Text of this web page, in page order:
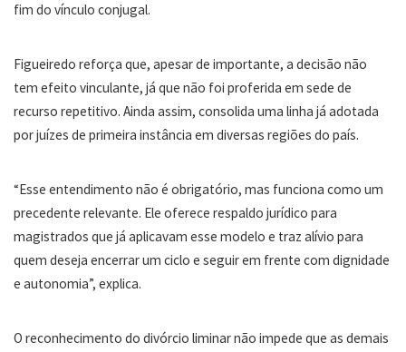
fim do vínculo conjugal.
Figueiredo reforça que, apesar de importante, a decisão não
tem efeito vinculante, já que não foi proferida em sede de
recurso repetitivo. Ainda assim, consolida uma linha já adotada
por juízes de primeira instância em diversas regiões do país.
“Esse entendimento não é obrigatório, mas funciona como um
precedente relevante. Ele oferece respaldo jurídico para
magistrados que já aplicavam esse modelo e traz alívio para
quem deseja encerrar um ciclo e seguir em frente com dignidade
e autonomia”, explica.
O reconhecimento do divórcio liminar não impede que as demais